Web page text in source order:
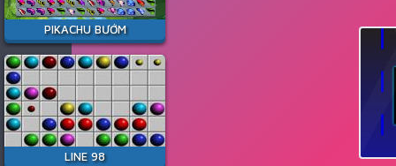
Game
Among
Us
Game
PIKACHU BƯỚM
LINE 98